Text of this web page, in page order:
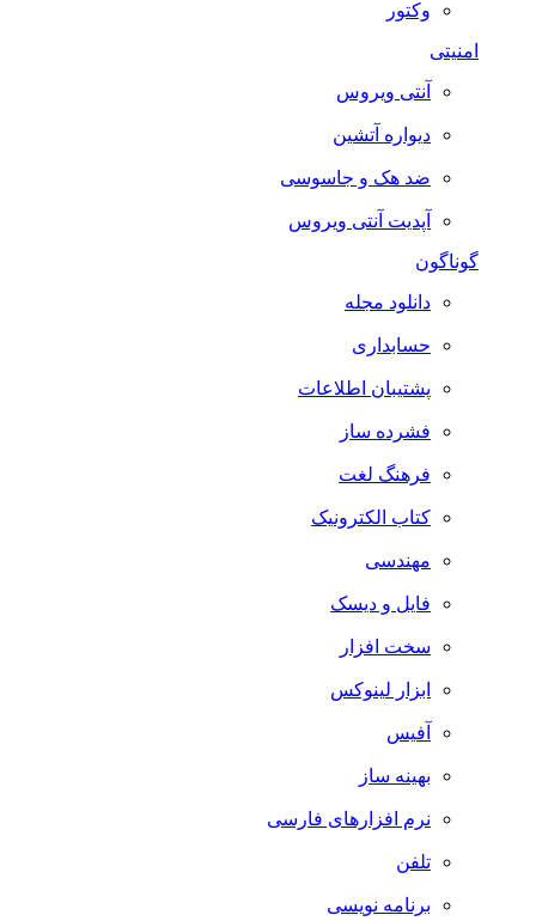
وکتور
امنیتی
آنتی ویروس
دیواره آتشین
ضد هک و جاسوسی
آپدیت آنتی ویروس
گوناگون
دانلود مجله
حسابداری
پشتیبان اطلاعات
فشرده ساز
فرهنگ لغت
کتاب الکترونیک
مهندسی
فایل و دیسک
سخت افزار
ابزار لینوکس
آفیس
بهینه ساز
نرم افزارهای فارسی
تلفن
برنامه نویسی